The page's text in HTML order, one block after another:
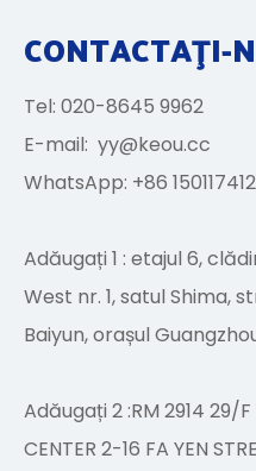
CONTACTAŢI-
Tel: 020-8645 9962
E-mail: yy@keou.cc
WhatsApp: +86
Adăugați 1 : etajul 6,
West nr. 1, satul Shima,
Baiyun, orașul
Adăugați 2 :RM 2914 29/F
CENTER 2-16 FA YEN